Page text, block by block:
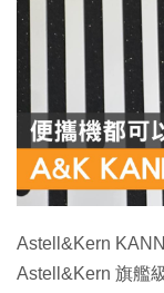
Astell&Kern
Astell&Kern 旗艦